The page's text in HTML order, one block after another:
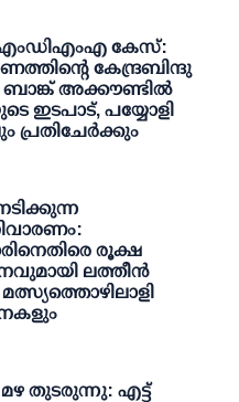
കേസ്:
കേന്ദ്രബിന്ദു
ബാങ്ക് അക്കൗണ്ടില്‍
ഇടപാട്, പയ്യോളി
പ്രതിചേര്‍ക്കും
രൂക്ഷ
ലത്തീന്‍
തുടരുന്നു: എട്ട്